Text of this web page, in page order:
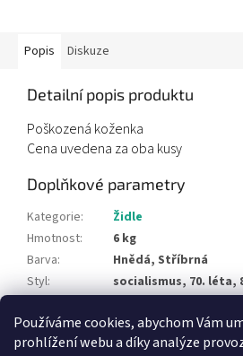
Používáme cookies, abychom Vám
prohlížení webu a díky analýze
Popis Diskuze
Detailní popis produktu
Poškozená koženka
Cena uvedena za oba kusy
Doplňkové parametry
Kategorie:
Židle
Hmotnost:
6 kg
Barva:
Hnědá, Stříbrná
Styl:
socialismus, 70. léta,
Položka byla vyprodána…